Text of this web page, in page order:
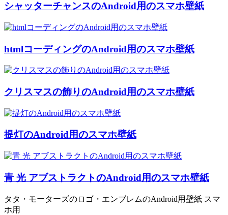
シャッターチャンスのAndroid用のスマホ壁紙
htmlコーディングのAndroid用のスマホ壁紙
クリスマスの飾りのAndroid用のスマホ壁紙
提灯のAndroid用のスマホ壁紙
青 光 アブストラクトのAndroid用のスマホ壁紙
タタ・モーターズのロゴ・エンブレムのAndroid用壁紙 スマ
ホ用